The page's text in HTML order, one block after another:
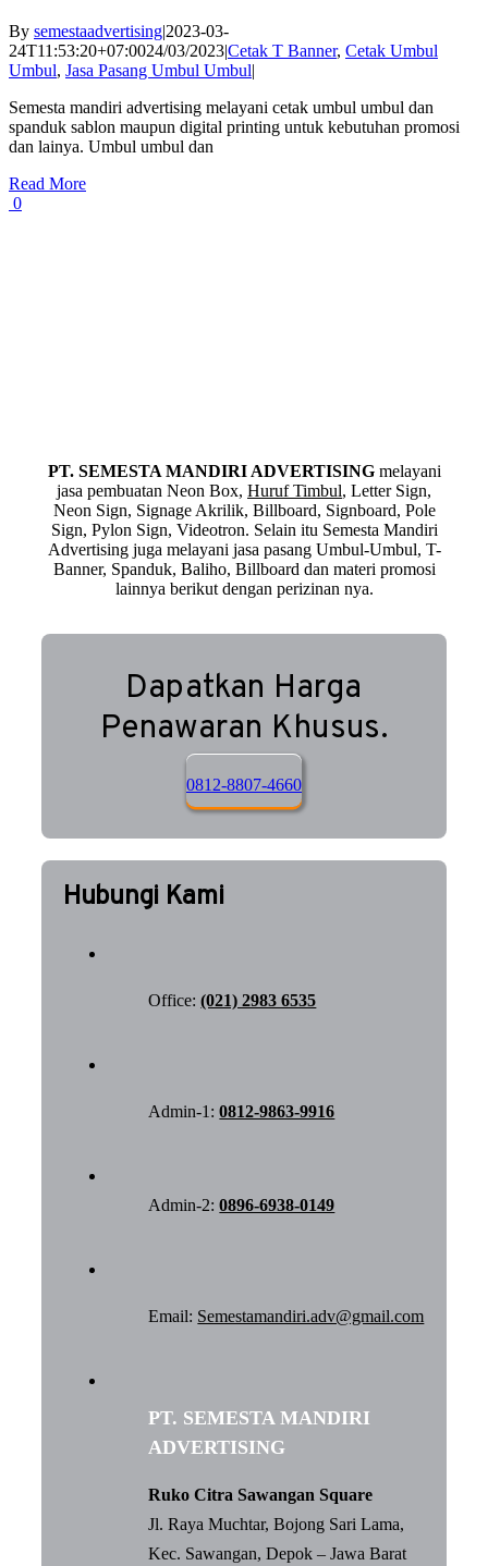
By semestaadvertising|2023-03-
24T11:53:20+07:0024/03/2023|Cetak T Banner, Cetak Umbul
Umbul, Jasa Pasang Umbul Umbul|
Semesta mandiri advertising melayani cetak umbul umbul dan
spanduk sablon maupun digital printing untuk kebutuhan promosi
dan lainya. Umbul umbul dan
Read More
0
PT. SEMESTA MANDIRI ADVERTISINGmelayani
jasa pembuatan Neon Box, Huruf Timbul, Letter Sign,
Neon Sign, Signage Akrilik, Billboard, Signboard, Pole
Sign, Pylon Sign, Videotron. Selain itu Semesta Mandiri
Advertising juga melayani jasa pasang Umbul-Umbul, T-
Banner, Spanduk, Baliho, Billboard dan materi promosi
lainnya berikut dengan perizinan nya.
Dapatkan Harga
Penawaran Khusus.
0812-8807-4660
Hubungi Kami
Office:(021) 2983 6535
Admin-1:0812-9863-9916
Admin-2:0896-6938-0149
Email: Semestamandiri.adv@gmail.com
PT. SEMESTA MANDIRI
ADVERTISING
Ruko Citra Sawangan Square
Jl. Raya Muchtar, Bojong Sari Lama,
Kec. Sawangan, Depok – Jawa Barat